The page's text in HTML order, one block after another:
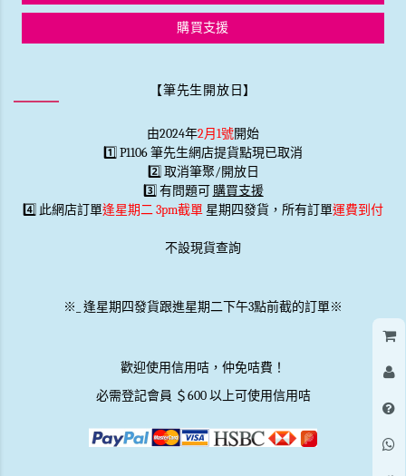
購買支援
【筆先生開放日】
由2024年2月1號開始
1️⃣ P1106 筆先生網店提貨點現已取消
2️⃣ 取消筆聚/開放日
3️⃣ 有問題可 購買支援
4️⃣ 此網店訂單逢星期二 3pm截單 星期四發貨，所有訂單運費到付
不設現貨查詢
※ 逢星期四發貨跟進星期二下午3點前截的訂單※
歡迎使用信用咭，仲免咭費！
必需登記會員 ＄600 以上可使用信用咭